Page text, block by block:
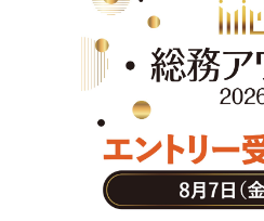
社外・社内コミュニケーション
FM・オフィス移転
CSR・
テクノロジー活用・DX
助成金・補助金・コスト削減
アウトソーシング・BPO